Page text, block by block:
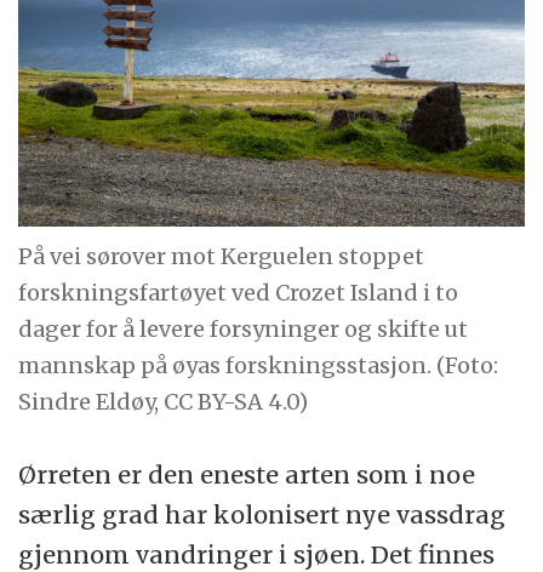
På vei sørover mot Kerguelen stoppet
forskningsfartøyet ved Crozet Island i to
dager for å levere forsyninger og skifte ut
mannskap på øyas forskningsstasjon. (Foto:
Sindre Eldøy, CC BY-SA 4.0)
Ørreten er den eneste arten som i noe
særlig grad har kolonisert nye vassdrag
gjennom vandringer i sjøen. Det finnes